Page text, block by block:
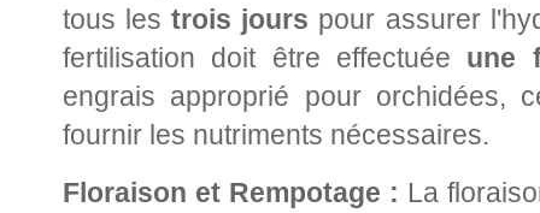
tous lestrois jours pour assurer
fertilisation doit être effectuée une
engrais approprié pour orchidées,
fournir les nutriments nécessaires.
Floraison et Rempotage : La